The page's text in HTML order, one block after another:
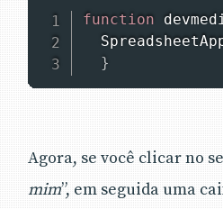
function
}
Agora, se você clicar no
mim”, em seguida uma